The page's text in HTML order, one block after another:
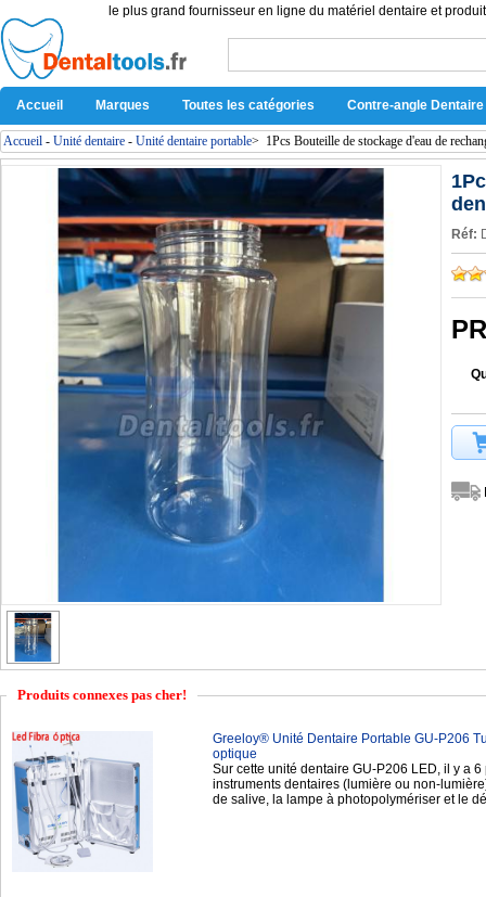
le plus grand fournisseur en ligne du matériel dentaire et
Accueil Marques Toutes les catégories Contre-angle Dentaire
Accueil - Unité dentaire - Unité dentaire portable> 1Pcs Bouteille de stockage d'eau de
Réf:
Produits connexes pas cher!
Greeloy® Unité Dentaire Portable GU-P206
optique
Sur cette unité dentaire GU-P206 LED, il y a
instruments dentaires (lumière ou non-
de salive, la lampe à photopolymériser et le